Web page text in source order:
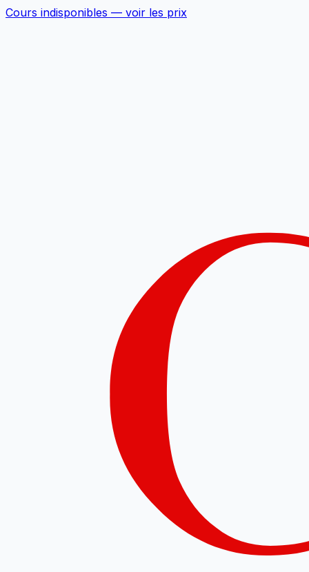
Cours indisponibles — voir les prix